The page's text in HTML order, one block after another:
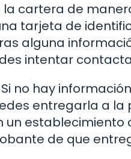
la cartera de
tarjeta de
alguna
intentar
no hay
entregarla a
un
de que